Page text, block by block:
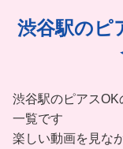
渋谷駅のピ
渋谷駅のピアス
一覧です
楽しい動画を見な